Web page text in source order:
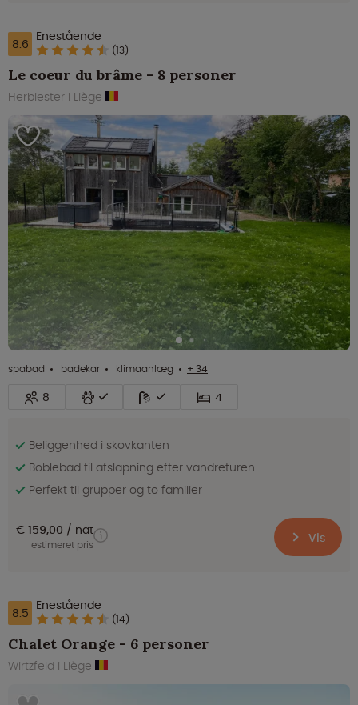
8.6 Enestående
(13)
Le coeur du brâme - 8 personer
Herbiester i Liège
spabad badekar klimaanlæg + 34
8 4
Beliggenhed i skovkanten
Boblebad til afslapning efter vandreturen
Perfekt til grupper og to familier
€ 159,00 nat
estimeret pris Vis
8.5 Enestående
(14)
Chalet Orange - 6 personer
Wirtzfeld i Liège